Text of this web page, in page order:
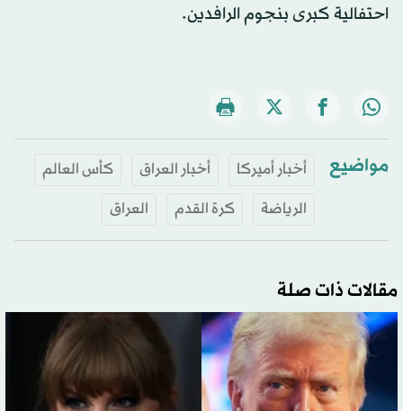
احتفالية كبرى بنجوم الرافدين.
مواضيع أخبار أميركا أخبار العراق
كأس العالم
الرياضة
كرة القدم العراق
مقالات ذات صلة